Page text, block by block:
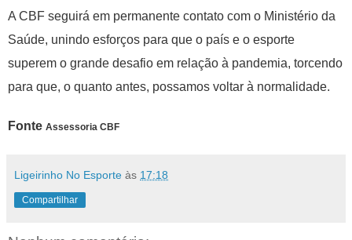
A CBF seguirá em permanente contato com o Ministério da
Saúde, unindo esforços para que o país e o esporte
superem o grande desafio em relação à pandemia, torcendo
para que, o quanto antes, possamos voltar à normalidade.
Fonte Assessoria CBF
Ligeirinho No Esporte às 17:18
Compartilhar